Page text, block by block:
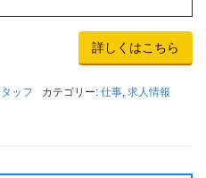
詳しくはこちら
タッフ カテゴリー: 仕事 求人情報